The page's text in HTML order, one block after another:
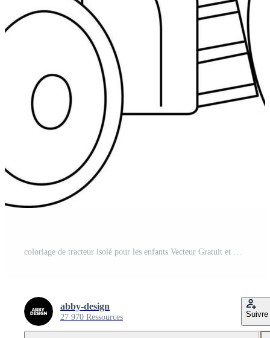
coloriage de tracteur isolé pour les enfants Vecteur Gratuit et SVG Gratuit
abby-design
27 970 Ressources Suivre